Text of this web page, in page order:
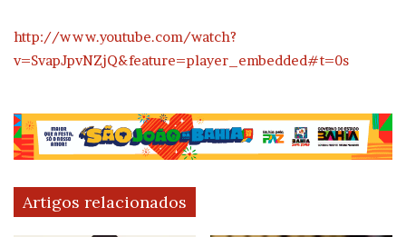
http://www.youtube.com/watch?
v=SvapJpvNZjQ&feature=player_embedded#t=0s
Artigos relacionados